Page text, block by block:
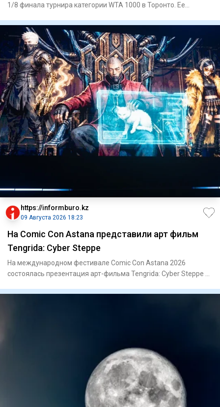
1/8 финала турнира категории WTA 1000 в Торонто. Ее
https://informburo.kz
09 Августа 2026 18:23
На Comic Con Astana представили арт фильм
Tengrida: Cyber Steppe
На международном фестивале Comic Con Astana 2026
состоялась презентация арт-фильма Tengrida: Cyber Steppe –